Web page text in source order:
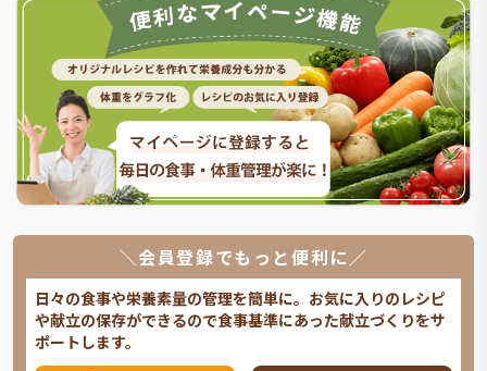
＼会員登録でもっと便利に／
日々の食事や栄養素量の管理を簡単に。お気に入りのレシピ
や献立の保存ができるので食事基準にあった献立づくりをサ
ポートします。